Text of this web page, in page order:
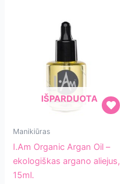
I.Am
IŠPARDUOTA
Manikiūras
I.Am Organic Argan Oil –
ekologiškas argano aliejus,
15ml.